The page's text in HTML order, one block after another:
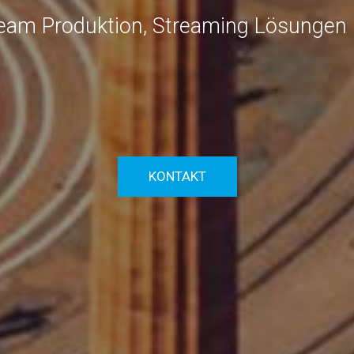
Produktion, Streaming
KONTAKT